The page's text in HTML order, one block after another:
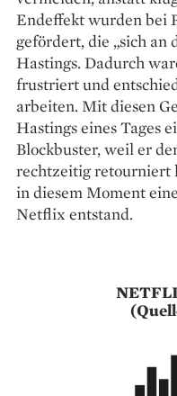
Endeffekt wurden bei
gefördert, die „sich an
Hastings. Dadurch
frustriert und
arbeiten. Mit diesen
Hastings eines Tages
Blockbuster, weil er
rechtzeitig retourniert
in diesem Moment
Netflix entstand.